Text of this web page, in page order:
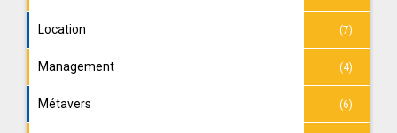
Location (7)
Management (4)
Métavers (6)